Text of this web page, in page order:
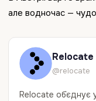
але водночас —
Relocate
@relocate
Relocate об`єднує